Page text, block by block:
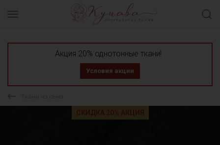
Акция 20% однотонные ткани!
Условия акции
Ткани из льна